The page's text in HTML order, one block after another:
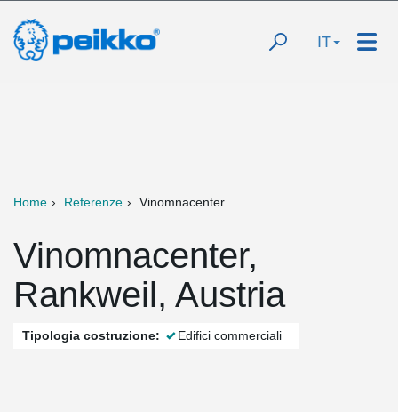
IT
Home Referenze Vinomnacenter
Vinomnacenter,
Rankweil, Austria
Tipologia costruzione: Edifici commerciali